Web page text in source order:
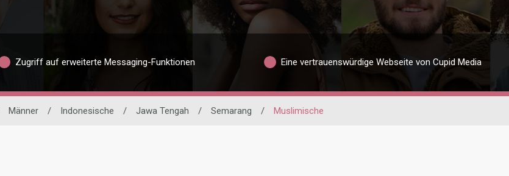
Zugriff auf erweiterte Messaging-Funktionen Eine vertrauenswürdige Webseite von Cupid Media
Männer / Indonesische / Jawa Tengah / Semarang / Muslimische